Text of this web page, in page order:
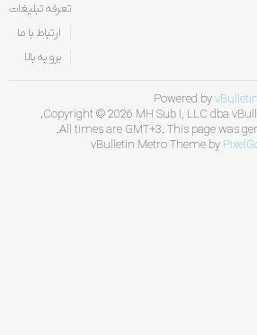
تعرفه تبلیغات
ارتباط با ما
برو به بالا
Powered byvBulletin
Copyright © 2026 MH Sub I, LLC dba
All times are GMT+3. This page was
vBulletin Metro Theme by